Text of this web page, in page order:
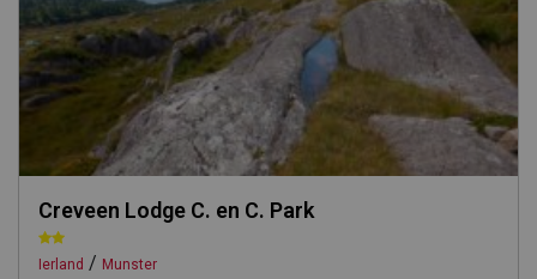
Creveen Lodge C. en C. Park
Ierland / Munster